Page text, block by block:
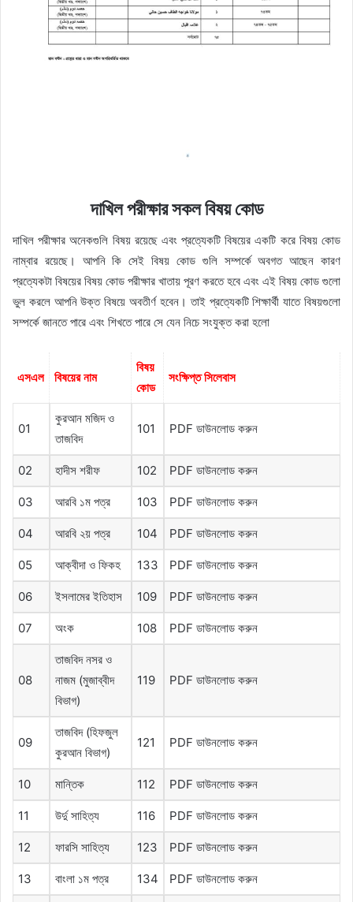
দাখিল পরীক্ষার সকল বিষয় কোড
দাখিল পরীক্ষার অনেকগুলি বিষয় রয়েছে এবং প্রত্যেকটি বিষয়ের একটি করে বিষয় কোড
নাম্বার রয়েছে। আপনি কি সেই বিষয় কোড গুলি সম্পর্কে অবগত আছেন কারণ
প্রত্যেকটা বিষয়ের বিষয় কোড পরীক্ষার খাতায় পূরণ করতে হবে এবং এই বিষয় কোড গুলো
ভুল করলে আপনি উক্ত বিষয়ে অবতীর্ণ হবেন। তাই প্রত্যেকটি শিক্ষার্থী যাতে বিষয়গুলো
সম্পর্কে জানতে পারে এবং শিখতে পারে সে যেন নিচে সংযুক্ত করা হলো
এসএল বিষয়ের নাম
বিষয়
কোড
সংক্ষিপ্ত সিলেবাস
01
কুরআন মজিদ ও
তাজবিদ
101 PDF ডাউনলোড করুন
02 হাদীস শরীফ 102 PDF ডাউনলোড করুন
03 আরবি ১ম পত্র 103 PDF ডাউনলোড করুন
04 আরবি ২য় পত্র 104 PDF ডাউনলোড করুন
05 আক্বীদা ও ফিকহ 133 PDF ডাউনলোড করুন
06 ইসলামের ইতিহাস 109 PDF ডাউনলোড করুন
07 অংক 108 PDF ডাউনলোড করুন
08
তাজবিদ নসর ও
নাজম (মুজাব্বীদ
বিভাগ)
119 PDF ডাউনলোড করুন
09
তাজবিদ (হিফজুল
কুরআন বিভাগ)
121 PDF ডাউনলোড করুন
10 মান্তিক 112 PDF ডাউনলোড করুন
11 উর্দু সাহিত্য 116 PDF ডাউনলোড করুন
12 ফারসি সাহিত্য 123 PDF ডাউনলোড করুন
13 বাংলা ১ম পত্র 134 PDF ডাউনলোড করুন